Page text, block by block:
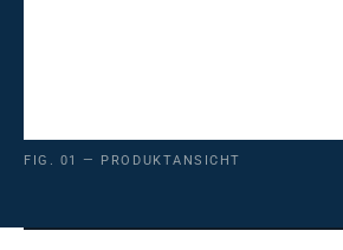
FIG. 01 — PRODUKTANSICHT